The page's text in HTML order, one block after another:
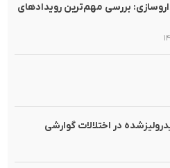
بررسی مهم‌ترین رویدادهای
در اختلالات گوارشی